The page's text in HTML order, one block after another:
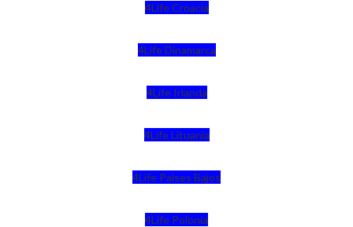
4Life Croacia
4Life Dinamarca
4Life Irlanda
4Life Lituania
4Life Paises Bajos
4Life Polonia